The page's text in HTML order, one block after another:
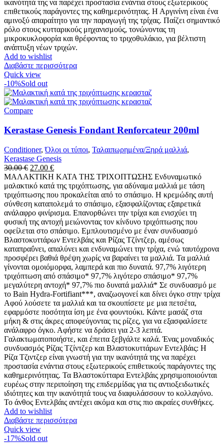
ικανότητά της να παρέχει προστασία ενάντια στους εξωτερικούς
επιθετικούς παράγοντες της καθημερινότητας. Η Αργινίνη είναι ένα
αμινοξύ απαραίτητο για την παραγωγή της τρίχας. Παίζει σημαντικό
ρόλο στους κυτταρικούς μηχανισμούς, τονώνοντας τη
μικροκυκλοφορία και θρέφοντας το τριχοθυλάκιο, για βέλτιστη
ανάπτυξη νέων τριχών.
Add to wishlist
Διαβάστε περισσότερα
Quick view
-10%Sold out
Compare
Kerastase Genesis Fondant Renforcateur 200ml
Conditioner,Όλοι οι τύποι, Ταλαιπωρημένα/Ξηρά μαλλιά,
Kerastase Genesis
30.00€ Original
price
was:
30.00 €.
27.00 €Η
τρέχουσα
τιμή
είναι:
27.00 €.
ΜΑΛΑΚΤΙΚΗ ΚΑΤΑ ΤΗΣ ΤΡΙΧΟΠΤΩΣΗΣ Ενδυναμωτικό
μαλακτικό κατά της τριχόπτωσης, για αδύναμα μαλλιά με τάση
τριχόπτωσης που προκαλείται από το σπάσιμο. Η κρεμώδης αυτή
σύνθεση καταπολεμά το σπάσιμο, εξασφαλίζοντας εξαιρετικά
ανάλαφρο φινίρισμα. Επανορθώνει την τρίχα και ενισχύει τη
φυσική της αντοχή μειώνοντας τον κίνδυνο τριχόπτωσης που
οφείλεται στο σπάσιμο. Εμπλουτισμένο με έναν συνδυασμό
Βλαστοκυττάρων Εντελβάις και Ρίζας Τζίντζερ, αμέσως
καταπραΰνει, απαλύνει και ενδυναμώνει την τρίχα, ενώ ταυτόχρονα
προσφέρει βαθιά θρέψη χωρίς να βαραίνει τα μαλλιά. Τα μαλλιά
γίνονται ομοιόμορφα, λαμπερά και πιο δυνατά. 97,7% λιγότερη
τριχόπτωση από σπάσιμο* 97,7% λιγότερο σπάσιμο* 97,7%
μεγαλύτερη αντοχή* 97,7% πιο δυνατά μαλλιά* Σε συνδυασμό με
το Bain Hydra-Fortifiant***, αναζωογονεί και δίνει όγκο στην τρίχα
Αφού λούσετε τα μαλλιά και τα σκουπίσετε με μια πετσέτα,
εφαρμόστε ποσότητα ίση με ένα φουντούκι. Κάντε μασάζ στα
μήκη & στις άκρες αποφεύγοντας τις ρίζες, για να εξασφαλίσετε
ανάλαφρο όγκο. Αφήστε να δράσει για 2-3 λεπτά.
Γαλακτωματοποιήστε, και έπειτα ξεβγάλτε καλά. Ένας μοναδικός
συνδυασμός Ρίζας Τζίντζερ και Βλαστοκυττάρων Εντελβάις: Η
Ρίζα Τζιντζερ είναι γνωστή για την ικανότητά της να παρέχει
προστασία ενάντια στους εξωτερικούς επιθετικούς παράγοντες της
καθημερινότητας. Τα Βλαστοκύτταρα Εντελβάις χρησιμοποιούνται
ευρέως στην περιποίηση της επιδερμίδας για τις αντιοξειδωτικές
ιδιότητες και την ικανότητά τους να διαφυλάσσουν το κολλαγόνο.
Το άνθος Εντελβάις αντέχει ακόμα και στις πιο ακραίες συνθήκες.
Add to wishlist
Διαβάστε περισσότερα
Quick view
-17%Sold out